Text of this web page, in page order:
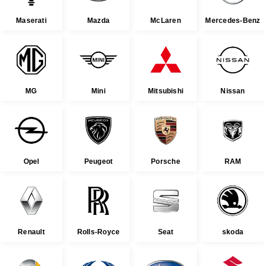
Maserati Mazda McLaren Mercedes-Benz
MG Mini Mitsubishi Nissan
Opel Peugeot Porsche RAM
Renault Rolls-Royce Seat skoda